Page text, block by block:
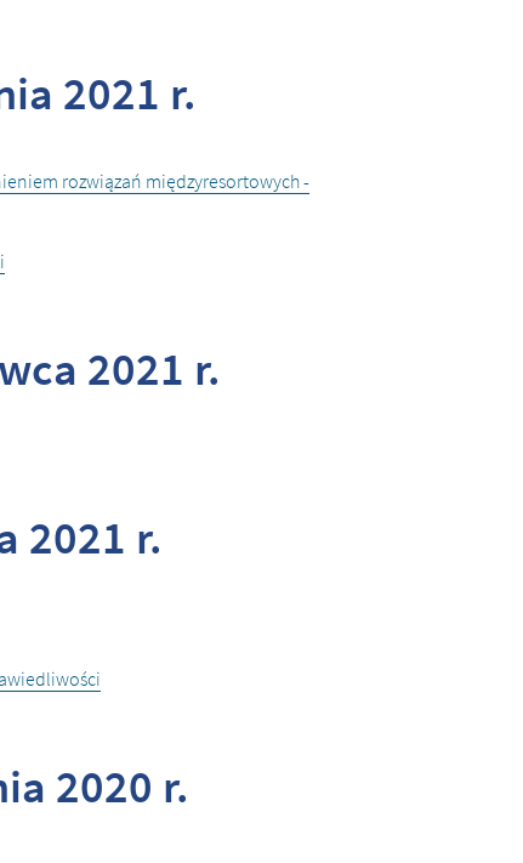
2021 r.
rozwiązań międzyresortowych -
2021 r.
2021 r.
2020 r.